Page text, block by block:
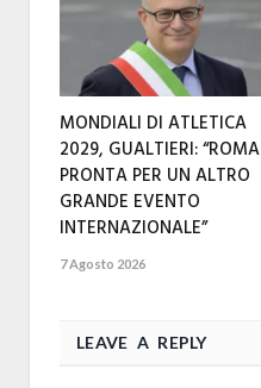
MONDIALI DI ATLETICA
2029, GUALTIERI: “ROMA
PRONTA PER UN ALTRO
GRANDE EVENTO
INTERNAZIONALE”
7 Agosto 2026
LEAVE A REPLY